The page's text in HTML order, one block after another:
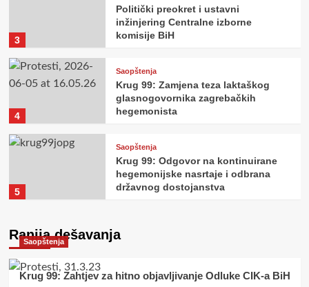
3
Politički preokret i ustavni
inžinjering Centralne izborne
komisije BiH
4
Saopštenja
Krug 99: Zamjena teza laktaškog
glasnogovornika zagrebačkih
hegemonista
5
Saopštenja
Krug 99: Odgovor na kontinuirane
hegemonijske nasrtaje i odbrana
državnog dostojanstva
Ranija dešavanja
Saopštenja
Krug 99: Zahtjev za hitno objavljivanje Odluke CIK-a BiH